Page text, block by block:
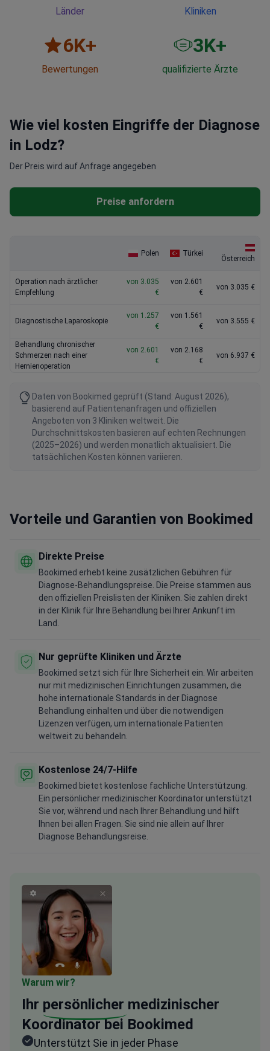
Länder Kliniken
6K+
Bewertungen
3K+
qualifizierte Ärzte
Wie viel kosten Eingriffe der Diagnose
in Lodz?
Der Preis wird auf Anfrage angegeben
Preise anfordern
Polen Türkei
Österreich
Operation nach ärztlicher
Empfehlung
von 3.035
€
von 2.601
€
von 3.035 €
Diagnostische Laparoskopie
von 1.257
€
von 1.561
€
von 3.555 €
Behandlung chronischer
Schmerzen nach einer
Hernienoperation
von 2.601
€
von 2.168
€
von 6.937 €
Daten von Bookimed geprüft (Stand: August 2026),
basierend auf Patientenanfragen und offiziellen
Angeboten von 3 Kliniken weltweit. Die
Durchschnittskosten basieren auf echten Rechnungen
(2025–2026) und werden monatlich aktualisiert. Die
tatsächlichen Kosten können variieren.
Vorteile und Garantien von Bookimed
Direkte Preise
Bookimed erhebt keine zusätzlichen Gebühren für
Diagnose-Behandlungspreise. Die Preise stammen aus
den offiziellen Preislisten der Kliniken. Sie zahlen direkt
in der Klinik für Ihre Behandlung bei Ihrer Ankunft im
Land.
Nur geprüfte Kliniken und Ärzte
Bookimed setzt sich für Ihre Sicherheit ein. Wir arbeiten
nur mit medizinischen Einrichtungen zusammen, die
hohe internationale Standards in der Diagnose
Behandlung einhalten und über die notwendigen
Lizenzen verfügen, um internationale Patienten
weltweit zu behandeln.
Kostenlose 24/7-Hilfe
Bookimed bietet kostenlose fachliche Unterstützung.
Ein persönlicher medizinischer Koordinator unterstützt
Sie vor, während und nach Ihrer Behandlung und hilft
Ihnen bei allen Fragen. Sie sind nie allein auf Ihrer
Diagnose Behandlungsreise.
Warum wir?
Ihr persönlicher medizinischer
Koordinator bei Bookimed
Unterstützt Sie in jeder Phase